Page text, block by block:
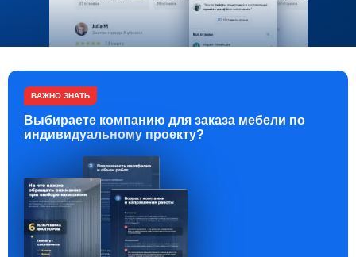
ВАЖНО ЗНАТЬ
Выбираете компанию для заказа мебели по
индивидуальному проекту?